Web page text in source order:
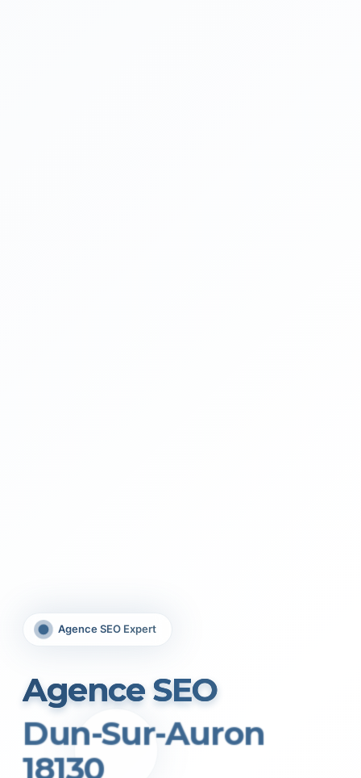
Agence SEO Expert
Agence SEO
Dun-Sur-Auron
18130